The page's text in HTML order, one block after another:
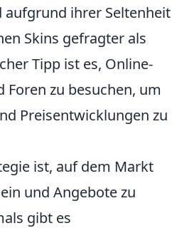
aufgrund ihrer Seltenheit
Skins gefragter als
Tipp ist es, Online-
zu besuchen, um
Preisentwicklungen zu
ist, auf dem Markt
und Angebote zu
gibt es